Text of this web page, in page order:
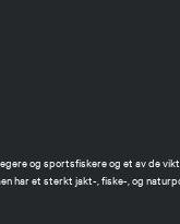
og sportsfiskere og et av de
har et sterkt jakt-, fiske-, og